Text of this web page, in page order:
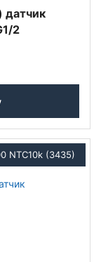
датчик
2
NTC10k (3435)